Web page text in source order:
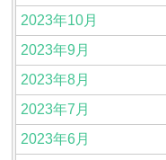
2023年10月
2023年9月
2023年8月
2023年7月
2023年6月